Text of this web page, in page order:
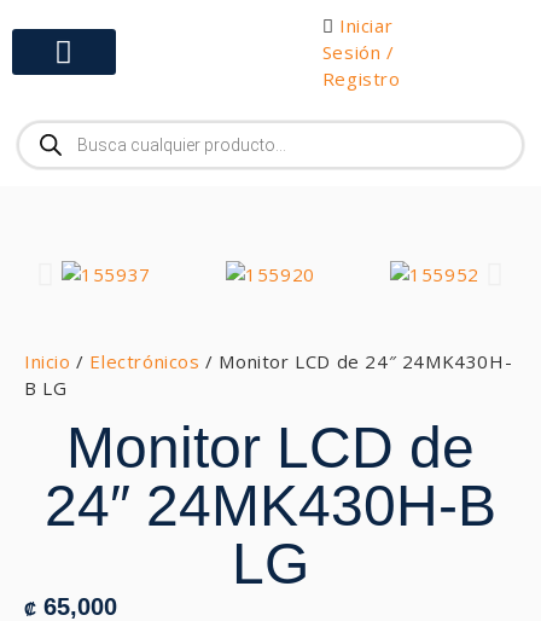
Iniciar
Sesión /
Registro
Inicio / Electrónicos / Monitor LCD de 24″ 24MK430H-
B LG
Monitor LCD de
24″ 24MK430H-B
LG
₡ 65,000